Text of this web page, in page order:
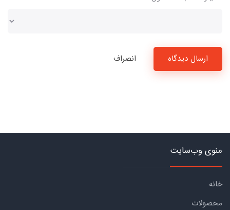
ارسال دیدگاه انصراف
منوی وب‌سایت
خانه
محصولات